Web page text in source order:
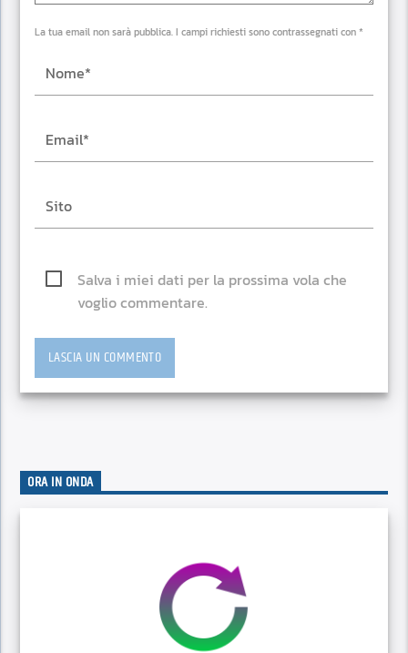
La tua email non sarà pubblica. I campi richiesti sono contrassegnati con *
Salva i miei dati per la prossima vola che
voglio commentare.
ORA IN ONDA